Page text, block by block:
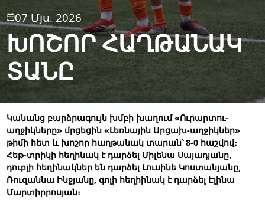
07 Մյս. 2026
ԽՈՇՈՐ ՀԱՂԹԱՆԱԿ
ՏԱՆԸ
Կանանց բարձրագույն խմբի խաղում «Ուրարտու-
աղջիկները» մրցեցին «Լեռնային Արցախ-աղջիկներ»
թիմի հետ և խոշոր հաղթանակ տարան՝ 8-0 հաշվով։
Հեթ-տրիկի հեղինակ է դարձել Միլենա Սայադյանը,
դուբլի հեղինակներ են դարձել Լուսինե Կոստանյանը,
Ռուզաննա Ինջյանը, գոլի հեղիինակ է դարձել Էլինա
Մարտիրրոսյան։